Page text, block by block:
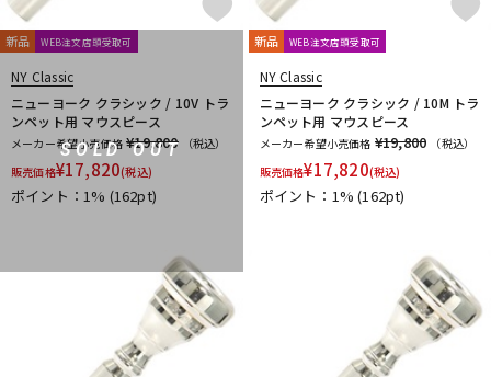
SOLD OUT
新品 WEB注文店頭受取可
NY Classic
ニューヨーク クラシック / 10V トラ
ンペット用 マウスピース
メーカー希望小売価格 ¥19,800
（税込）
販売価格¥17,820(税込)
ポイント：1% (162pt)
新品 WEB注文店頭受取可
NY Classic
ニューヨーク クラシック / 10M トラ
ンペット用 マウスピース
メーカー希望小売価格 ¥19,800
（税込）
販売価格¥17,820(税込)
ポイント：1%(162pt)